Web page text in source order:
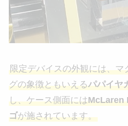
限定デバイスの外観には、マ
グの象徴ともいえるパパイヤ
し、ケース側面にはMcLaren
ゴが施されています。